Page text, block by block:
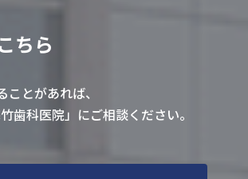
ちら
とがあれば、
歯科医院」にご相談ください。